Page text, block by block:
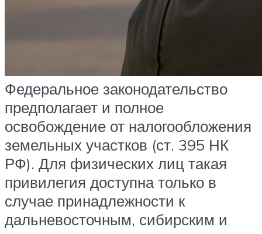
Федеральное законодательство
предполагает и полное
освобождение от налогообложения
земельных участков (ст. 395 НК
РФ). Для физических лиц такая
привилегия доступна только в
случае принадлежности к
дальневосточным, сибирским и